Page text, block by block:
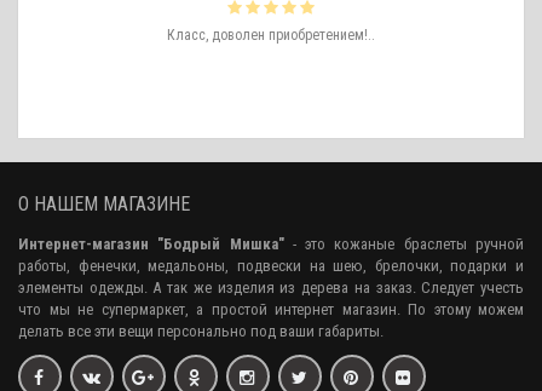
Класс, доволен приобретением!..
О НАШЕМ МАГАЗИНЕ
Интернет-магазин "Бодрый Мишка"- это кожаные браслеты ручной
работы, фенечки, медальоны, подвески на шею, брелочки, подарки и
элементы одежды. А так же изделия из дерева на заказ. Следует учесть
что мы не супермаркет, а простой интернет магазин. По этому можем
делать все эти вещи персонально под ваши габариты.